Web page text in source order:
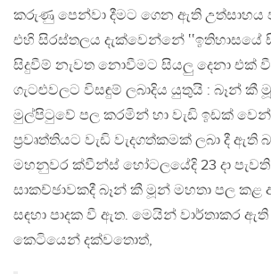
කරුණු පෙන්වා දීමට ගෙන ඇති උත්සාහය
එහි සිරස්තලය දැක්වෙන්නේ
සිදුවීම් නැවත නොවීමට සියලු දෙනා එක්
ගැටළුවලට විසඳුම් ලබාදිය යුතුයි : බෑන් කී
මුල්පිටුවේ පල කරමින් හා වැඩි ඉඩක්
ප්‍රවෘත්තියට වැඩි වැදගත්කමක් ලබා දී ඇති
මහනුවර ක්වීන්ස් හෝටලයේදි 23 දා පැවති
සාකච්ඡාවකදී බෑන් කී මූන් මහතා පල කළ
සඳහා පාදක වී ඇත. මෙයින් වාර්තාකර
කෙටියෙන් දක්වතොත්,